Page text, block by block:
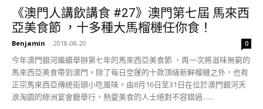
《澳門人講飲講食 #27》澳門第七屆 馬來西
亞美食節 ，十多種大馬榴槤任你食！
Benjamin - 2018-08-20 0
今年澳門銀河繼續舉辦第七年的馬來西亞美食節 ，再一次將滋味無窮的
馬來西亞美食帶到澳門。除了每日空運的十款頂級新鮮榴槤之外，也有
正宗馬來西亞傳統街頭小吃風味。由8月16日至31日在位於澳門銀河天
浪淘園的綠洲宴會廳舉行，熱愛美食的人士絕對不容錯過......